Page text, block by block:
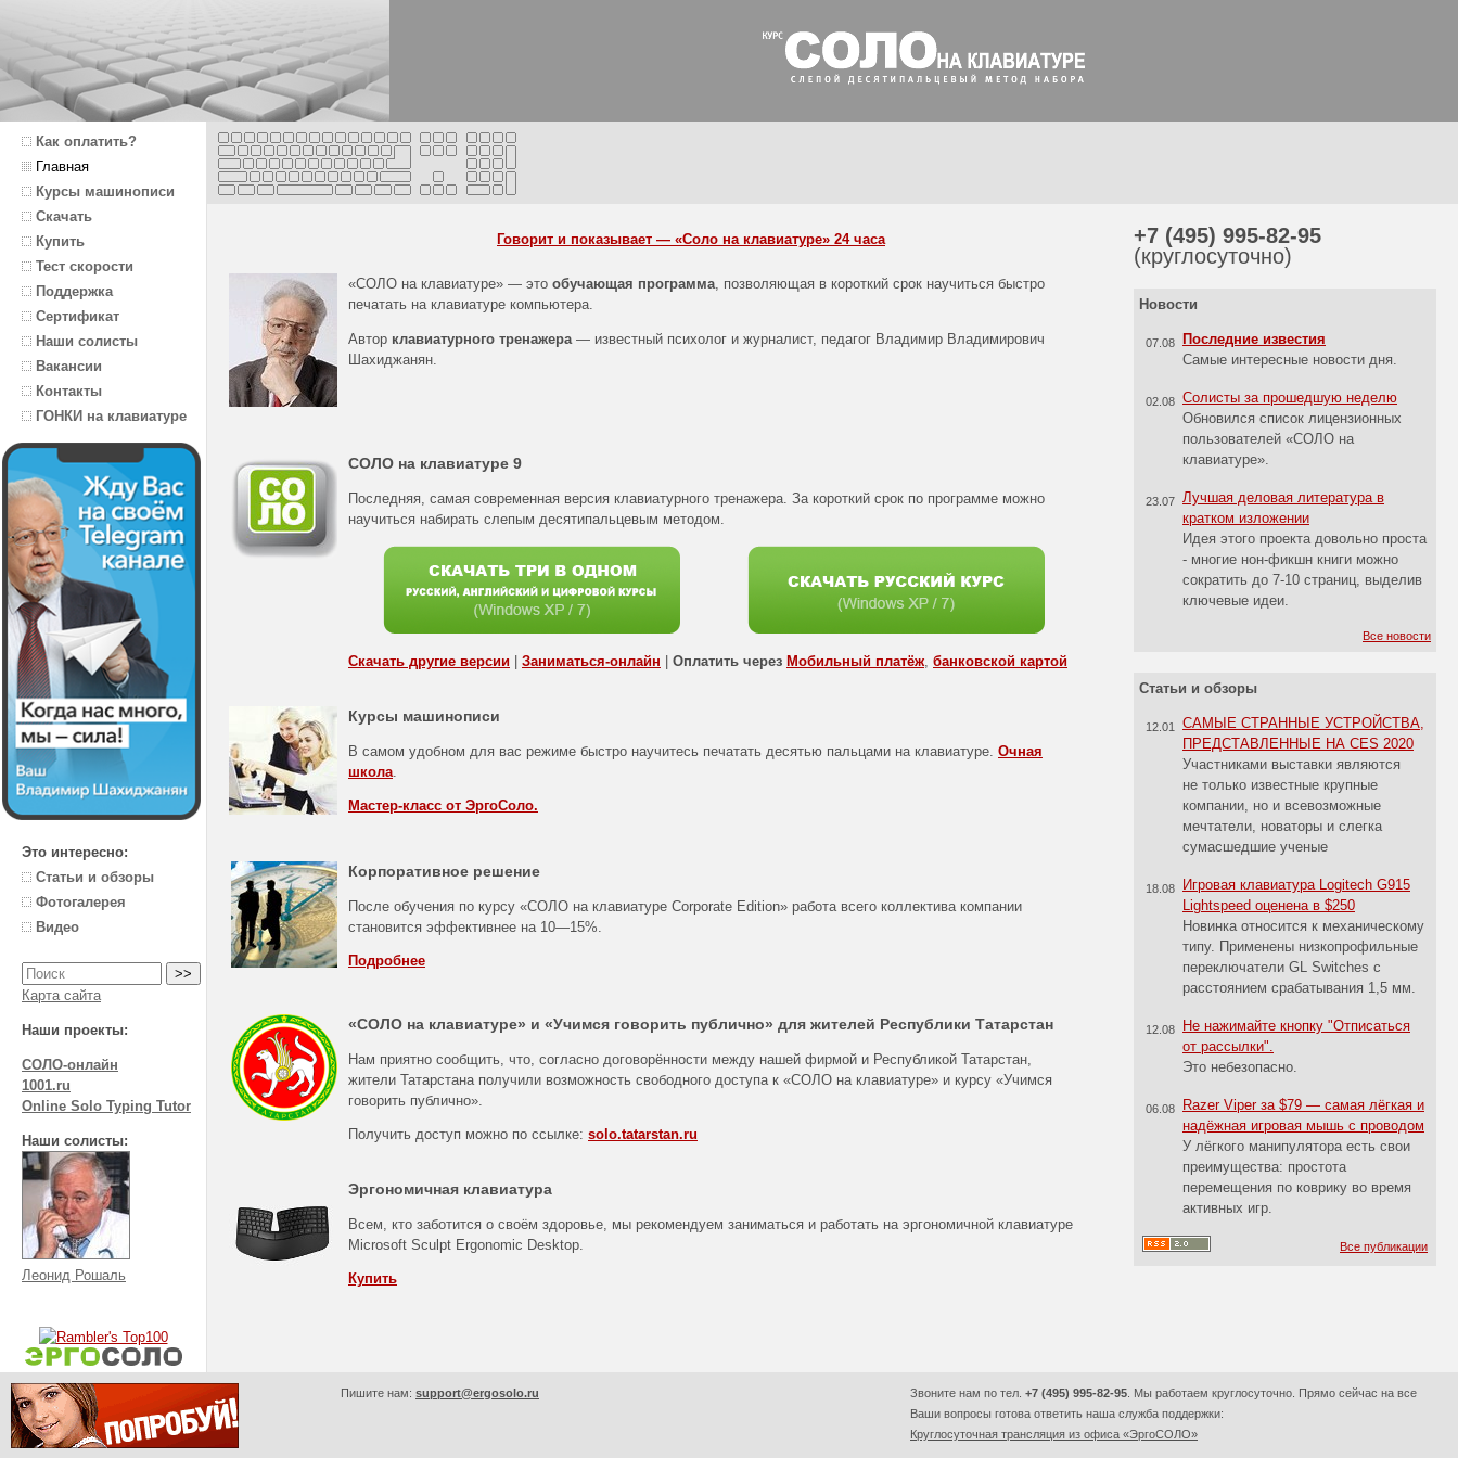
Как оплатить?
Главная
Курсы машинописи
Скачать
Купить
Тест скорости
Поддержка
Сертификат
Наши солисты
Вакансии
Контакты
ГОНКИ на клавиатуре
Это интересно:
Статьи и обзоры
Фотогалерея
Видео
Карта сайта
Наши проекты:
СОЛО-онлайн
1001.ru
Online Solo Typing Tutor
Наши солисты:
Леонид Рошаль
Говорит и показывает — «Соло на клавиатуре» 24 часа
«СОЛО на клавиатуре» — это обучающая программа , позволяющая в короткий срок научиться быстро
печатать на клавиатуре компьютера.
Автор клавиатурного тренажера — известный психолог и журналист, педагог Владимир Владимирович
Шахиджанян.
СОЛО на клавиатуре 9
Последняя, самая современная версия клавиатурного тренажера. За короткий срок по программе можно
научиться набирать слепым десятипальцевым методом.
Скачать другие версии Заниматься-онлайн Оплатить через Мобильный платёж, банковской картой
Курсы машинописи
В самом удобном для вас режиме быстро научитесь печатать десятью пальцами на клавиатуре. Очная
школа
Мастер-класс от ЭргоСоло.
Корпоративное решение
После обучения по курсу «СОЛО на клавиатуре Corporate Edition» работа всего коллектива компании
становится эффективнее на 10—15%
Подробнее
«СОЛО на клавиатуре» и «Учимся говорить публично» для жителей Республики Татарстан
Нам приятно сообщить, что, согласно договорённости между нашей фирмой и Республикой Татарстан,
жители Татарстана получили возможность свободного доступа к «СОЛО на клавиатуре» и курсу «Учимся
говорить публично».
Получить доступ можно по ссылке: solo.tatarstan.ru
Эргономичная клавиатура
Всем, кто заботится о своём здоровье, мы рекомендуем заниматься и работать на эргономичной клавиатуре
Microsoft Sculpt Ergonomic Desktop.
Купить
+7 (495) 995-82-95
(круглосуточно)
Новости
07.08
Последние известия
Самые интересные новости дня.
02.08 Солисты за прошедшую неделю
Обновился список лицензионных
пользователей «СОЛО на
клавиатуре».
23.07 Лучшая деловая литература в
кратком изложении
Идея этого проекта довольно проста
- многие нон-фикшн книги можно
сократить до 7-10 страниц, выделив
ключевые идеи.
Все новости
Статьи и обзоры
12.01
САМЫЕ СТРАННЫЕ УСТРОЙСТВА,
ПРЕДСТАВЛЕННЫЕ НА CES 2020
Участниками выставки являются
не только известные крупные
компании, но и всевозможные
мечтатели, новаторы и слегка
сумасшедшие ученые
18.08
Игровая клавиатура Logitech G915
Lightspeed оценена в $250
Новинка относится к механическому
типу. Применены низкопрофильные
переключатели GL Switches с
расстоянием срабатывания 1,5 мм.
12.08
Не нажимайте кнопку "Отписаться
от рассылки".
Это небезопасно.
06.08
Razer Viper за $79 — самая лёгкая и
надёжная игровая мышь с проводом
У лёгкого манипулятора есть свои
преимущества: простота
перемещения по коврику во время
активных игр.
Все публикации
Пишите нам: support@ergosolo.ru Звоните нам по тел. +7 (495) 995-82-95 . Мы работаем круглосуточно. Прямо сейчас на все
Ваши вопросы готова ответить наша служба поддержки:
Круглосуточная трансляция из офиса «ЭргоСОЛО»